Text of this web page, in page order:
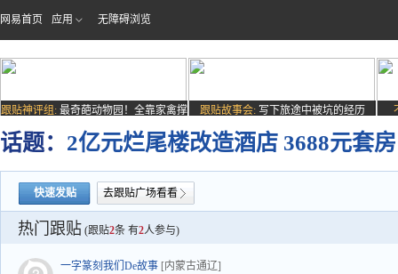
网易首页 应用 无障碍浏览
跟贴神评组: 最奇葩动物园！全靠家禽撑
场子
跟贴故事会: 写下旅途中被坑的经历
话题： 2亿元烂尾楼改造酒店 3688元套
快速发贴 去跟贴广场看看
热门跟贴 (跟贴2条 有2人参与)
一字篆刻我们De故事 [内蒙古通辽]